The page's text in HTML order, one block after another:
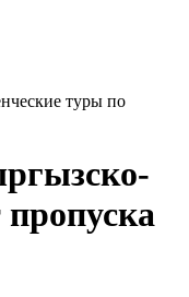
туры по